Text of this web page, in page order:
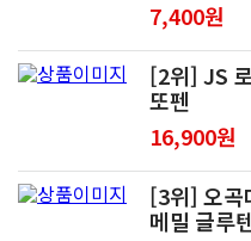
7,400원
[2위] JS
또펜
16,900원
[3위] 오곡
메밀 글루